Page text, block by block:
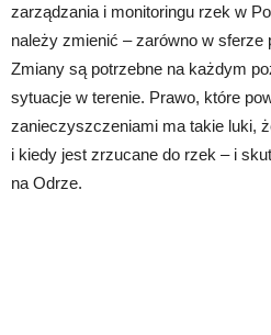
zarządzania i monitoringu rzek w
należy zmienić – zarówno w sferze
Zmiany są potrzebne na każdym
sytuacje w terenie. Prawo, które
zanieczyszczeniami ma takie luki,
i kiedy jest zrzucane do rzek – i
na Odrze.